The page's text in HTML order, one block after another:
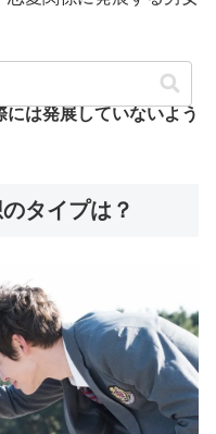
ようですが、目撃情報
には発展していないよう
タイプは？